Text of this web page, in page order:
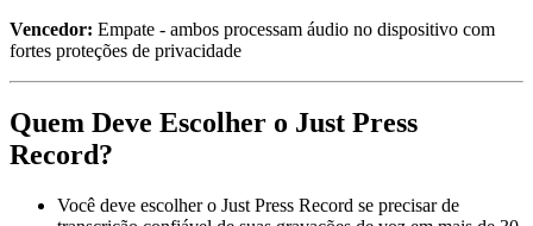
Vencedor: Empate - ambos processam áudio no dispositivo com
fortes proteções de privacidade
Quem Deve Escolher o Just Press
Record?
Você deve escolher o Just Press Record se precisar de